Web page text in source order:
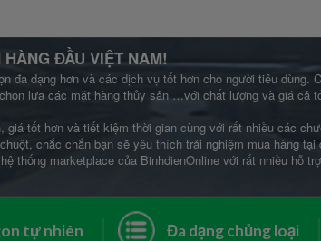
ĐẦU VIỆT NAM!
đa dạng hơn và các dịch vụ tốt hơn cho người tiêu
lựa các mặt hàng thủy sản …với chất lượng và giá cả
tốt hơn và tiết kiệm thời gian cùng với rất nhiều các
chắc chắn bạn sẽ yêu thích trải nghiệm mua hàng tại
thống marketplace của BinhdienOnline với rất nhiều hỗ
tự nhiên Đa dạng chủng loại